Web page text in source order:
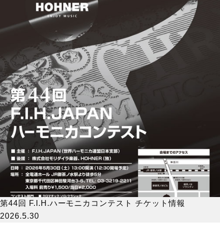
第44回 F.I.H.ハーモニカコンテスト チケット情報
2026.5.30